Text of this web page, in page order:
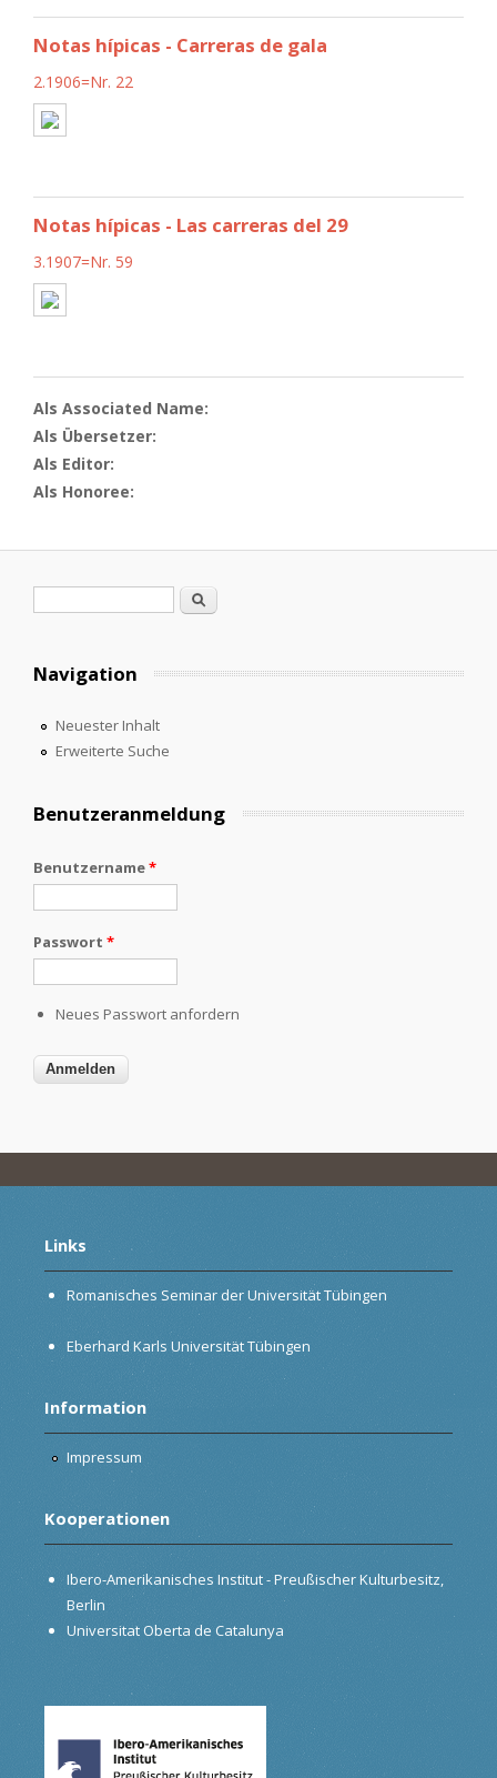
Notas hípicas - Carreras de gala
2.1906=Nr. 22
Notas hípicas - Las carreras del 29
3.1907=Nr. 59
Als Associated Name:
Als Übersetzer:
Als Editor:
Als Honoree:
Suche
Navigation
Neuester Inhalt
Erweiterte Suche
Benutzeranmeldung
Benutzername*
Passwort *
Neues Passwort anfordern
Links
Romanisches Seminar der Universität Tübingen
Eberhard Karls Universität Tübingen
Information
Impressum
Kooperationen
Ibero-Amerikanisches Institut - Preußischer Kulturbesitz,
Berlin
Universitat Oberta de Catalunya